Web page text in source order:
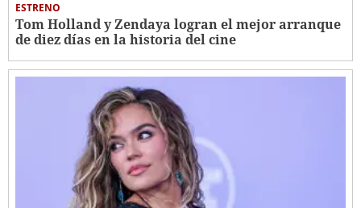
ESTRENO
Tom Holland y Zendaya logran el mejor arranque
de diez días en la historia del cine